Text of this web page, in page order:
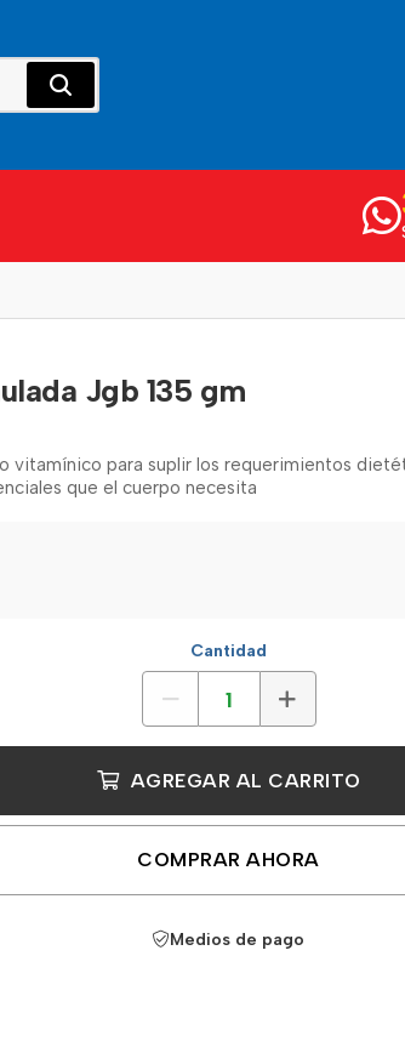
Jgb 135 gm
vitamínico para suplir los requerimientos
que el cuerpo necesita
Cantidad
AGREGAR AL CARRITO
COMPRAR AHORA
Medios de pago